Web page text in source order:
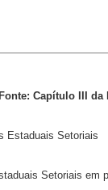
Capítulo III da
Estaduais Setoriais
Setoriais em